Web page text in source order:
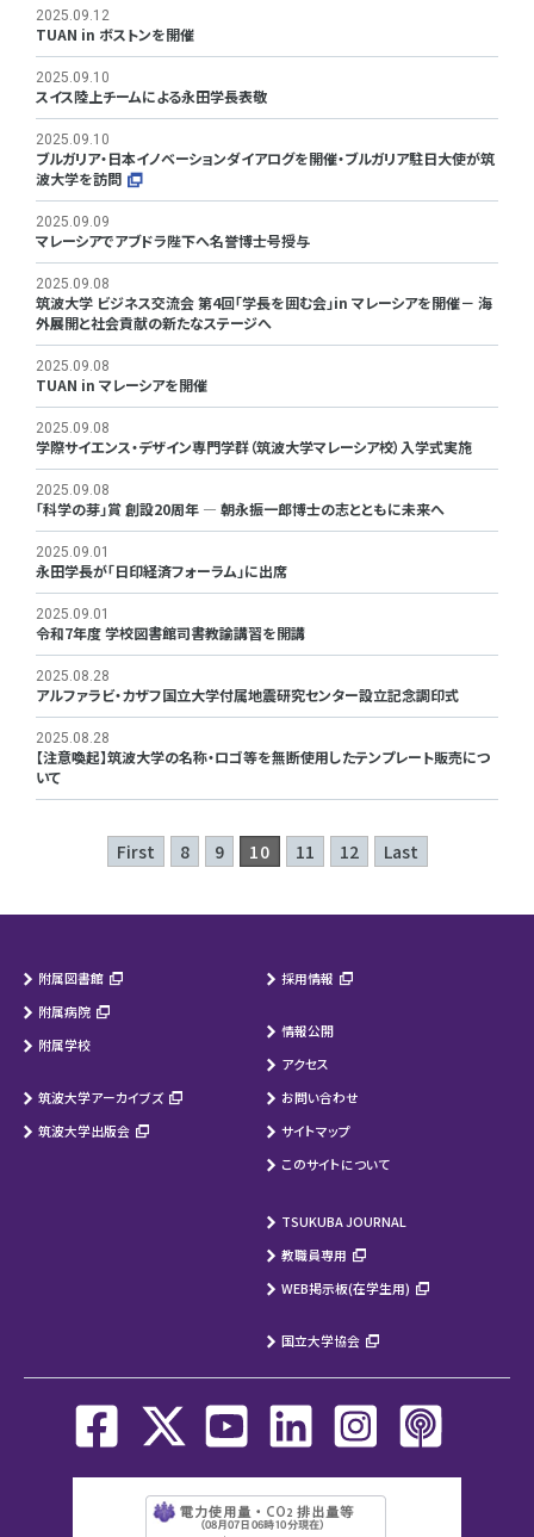
2025.09.12
TUAN in ボストンを開催
2025.09.10
スイス陸上チームによる永田学長表敬
2025.09.10
ブルガリア・日本イノベーションダイアログを開催・ブルガリア駐日大使が筑
波大学を訪問
2025.09.09
マレーシアでアブドラ陛下へ名誉博士号授与
2025.09.08
筑波大学 ビジネス交流会 第4回「学長を囲む会」in マレーシアを開催－ 海
外展開と社会貢献の新たなステージへ
2025.09.08
TUAN in マレーシアを開催
2025.09.08
学際サイエンス・デザイン専門学群（筑波大学マレーシア校）入学式実施
2025.09.08
「科学の芽」賞 創設20周年 ― 朝永振一郎博士の志とともに未来へ
2025.09.01
永田学長が「日印経済フォーラム」に出席
2025.09.01
令和7年度 学校図書館司書教諭講習を開講
2025.08.28
アルファラビ・カザフ国立大学付属地震研究センター設立記念調印式
2025.08.28
【注意喚起】筑波大学の名称・ロゴ等を無断使用したテンプレート販売につ
いて
First 8 9 10 11 12 Last
附属図書館
附属病院
附属学校
筑波大学アーカイブズ
筑波大学出版会
採用情報
情報公開
アクセス
お問い合わせ
サイトマップ
このサイトについて
TSUKUBA JOURNAL
教職員専用
WEB掲示板(在学生用)
国立大学協会